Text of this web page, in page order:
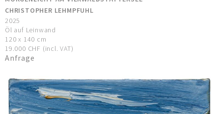
CHRISTOPHER LEHMPFUHL
2025
Öl auf Leinwand
120 x 140 cm
19.000 CHF (incl. VAT)
Anfrage